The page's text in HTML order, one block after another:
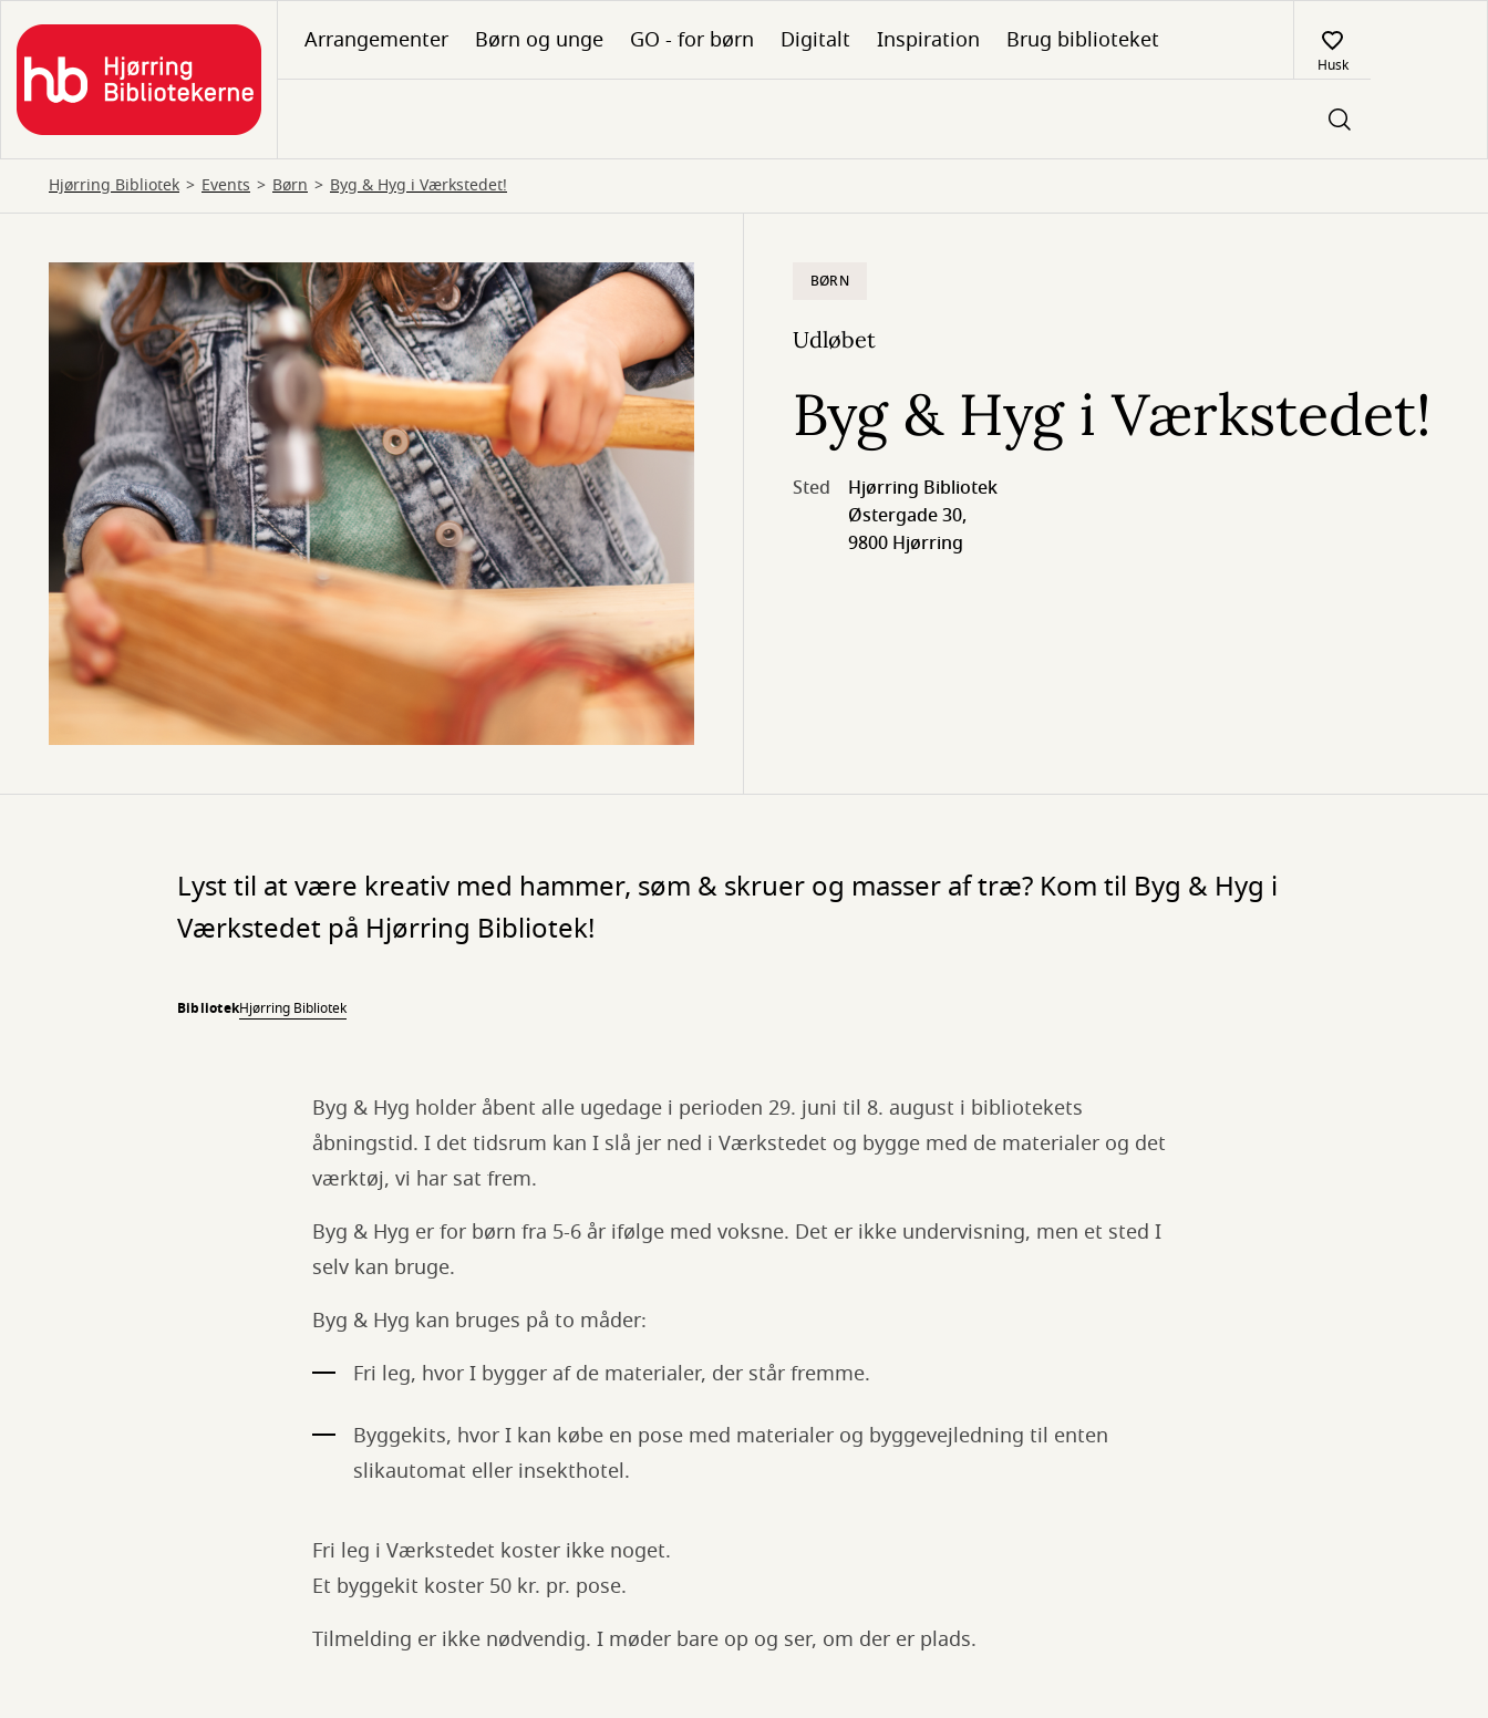
hovedindhold
Arrangementer Børn og unge GO - for børn Digitalt Inspiration Brug biblioteket
Husk
Hjørring Bibliotek Events Børn Byg & Hyg i Værkstedet!
BØRN
Udløbet
Byg & Hyg i Værkstedet!
Sted
Hjørring Bibliotek
Østergade 30,
9800 Hjørring
Lyst til at være kreativ med hammer, søm & skruer og masser af træ? Kom til Byg & Hyg i
Værkstedet på Hjørring Bibliotek!
BibliotekHjørring Bibliotek
Byg & Hyg holder åbent alle ugedage i perioden 29. juni til 8. august i bibliotekets
åbningstid. I det tidsrum kan I slå jer ned i Værkstedet og bygge med de materialer og det
værktøj, vi har sat frem.
Byg & Hyg er for børn fra 5-6 år ifølge med voksne. Det er ikke undervisning, men et sted I
selv kan bruge.
Byg & Hyg kan bruges på to måder:
Fri leg, hvor I bygger af de materialer, der står fremme.
Byggekits, hvor I kan købe en pose med materialer og byggevejledning til enten
slikautomat eller insekthotel.
Fri leg i Værkstedet koster ikke noget.
Et byggekit koster 50 kr. pr. pose.
Tilmelding er ikke nødvendig. I møder bare op og ser, om der er plads.